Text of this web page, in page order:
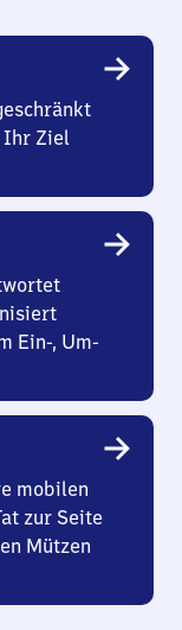
Ihr Ziel
Ein-, Um-
mobilen
zur Seite
Mützen